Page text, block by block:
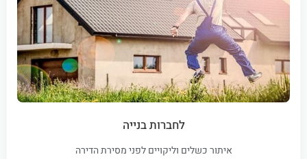
לחברות בנייה
איתור כשלים וליקויים לפני מסירת הדירה